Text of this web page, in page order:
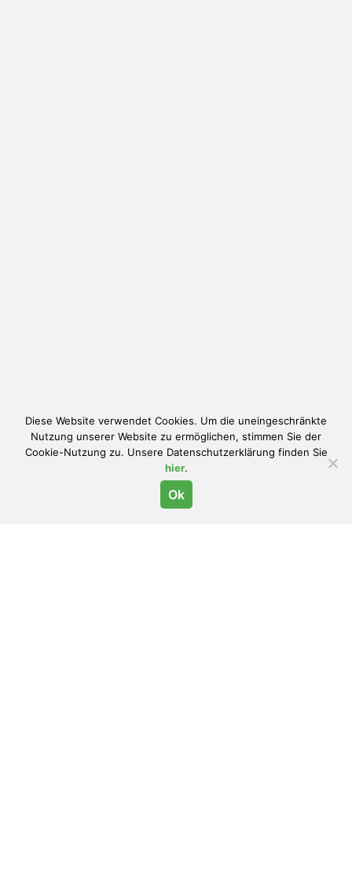
Diese Website verwendet Cookies. Um die uneingeschränkte
Nutzung unserer Website zu ermöglichen, stimmen Sie der
Cookie-Nutzung zu. Unsere Datenschutzerklärung finden Sie
hier.
Ok